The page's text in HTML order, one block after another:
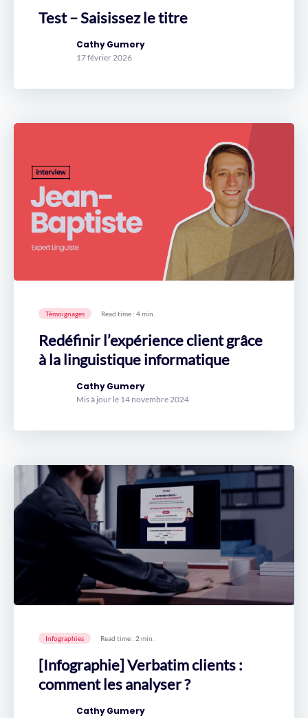
Test – Saisissez le titre
Cathy Gumery
17 février 2026
Témoignages Read time : 4 min.
Redéfinir l’expérience client grâce
à la linguistique informatique
Cathy Gumery
Mis à jour le 14 novembre 2024
Infographies Read time : 2 min.
[Infographie] Verbatim clients :
comment les analyser ?
Cathy Gumery